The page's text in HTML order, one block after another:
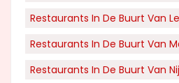
Restaurants In De Buurt Van
Restaurants In De Buurt Van
Restaurants In De Buurt Van